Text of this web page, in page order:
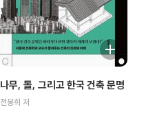
나무, 돌, 그리고 한국 건축 문명
전봉희 저